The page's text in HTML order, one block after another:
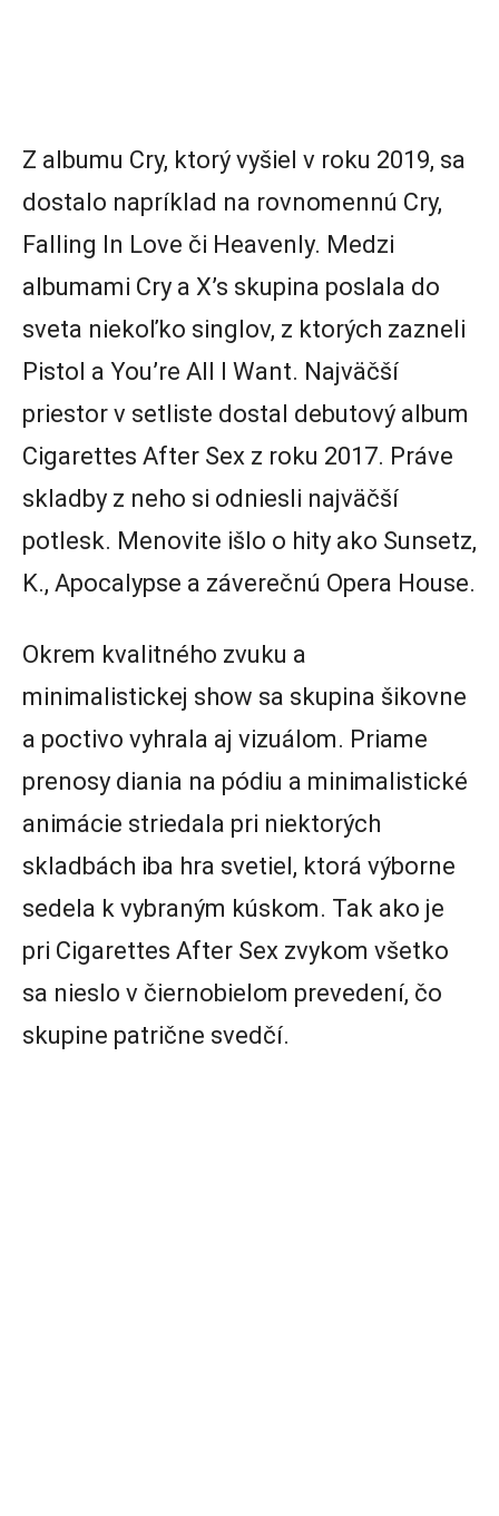
Z albumu Cry, ktorý vyšiel v roku 2019, sa
dostalo napríklad na rovnomennú Cry,
Falling In Love či Heavenly. Medzi
albumami Cry a X’s skupina poslala do
sveta niekoľko singlov, z ktorých zazneli
Pistol a You’re All I Want. Najväčší
priestor v setliste dostal debutový album
Cigarettes After Sex z roku 2017. Práve
skladby z neho si odniesli najväčší
potlesk. Menovite išlo o hity ako Sunsetz,
K., Apocalypse a záverečnú Opera House.
Okrem kvalitného zvuku a
minimalistickej show sa skupina šikovne
a poctivo vyhrala aj vizuálom. Priame
prenosy diania na pódiu a minimalistické
animácie striedala pri niektorých
skladbách iba hra svetiel, ktorá výborne
sedela k vybraným kúskom. Tak ako je
pri Cigarettes After Sex zvykom všetko
sa nieslo v čiernobielom prevedení, čo
skupine patrične svedčí.